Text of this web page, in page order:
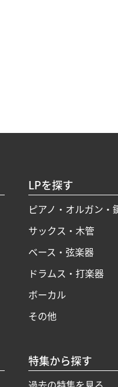
LPを探す
ピアノ・オルガン・
サックス・木管
ベース・弦楽器
ドラムス・打楽器
ボーカル
その他
特集から探す